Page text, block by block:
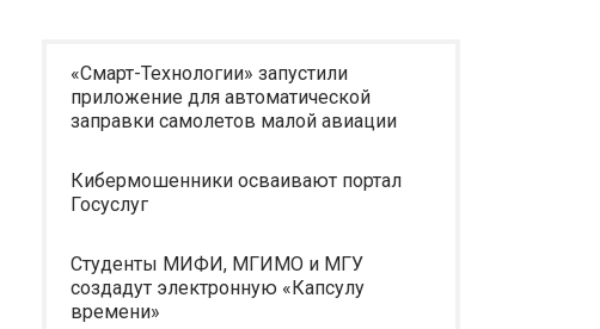
«Смарт-Технологии» запустили
приложение для автоматической
заправки самолетов малой авиации
Кибермошенники осваивают портал
Госуслуг
Студенты МИФИ, МГИМО и МГУ
создадут электронную «Капсулу
времени»